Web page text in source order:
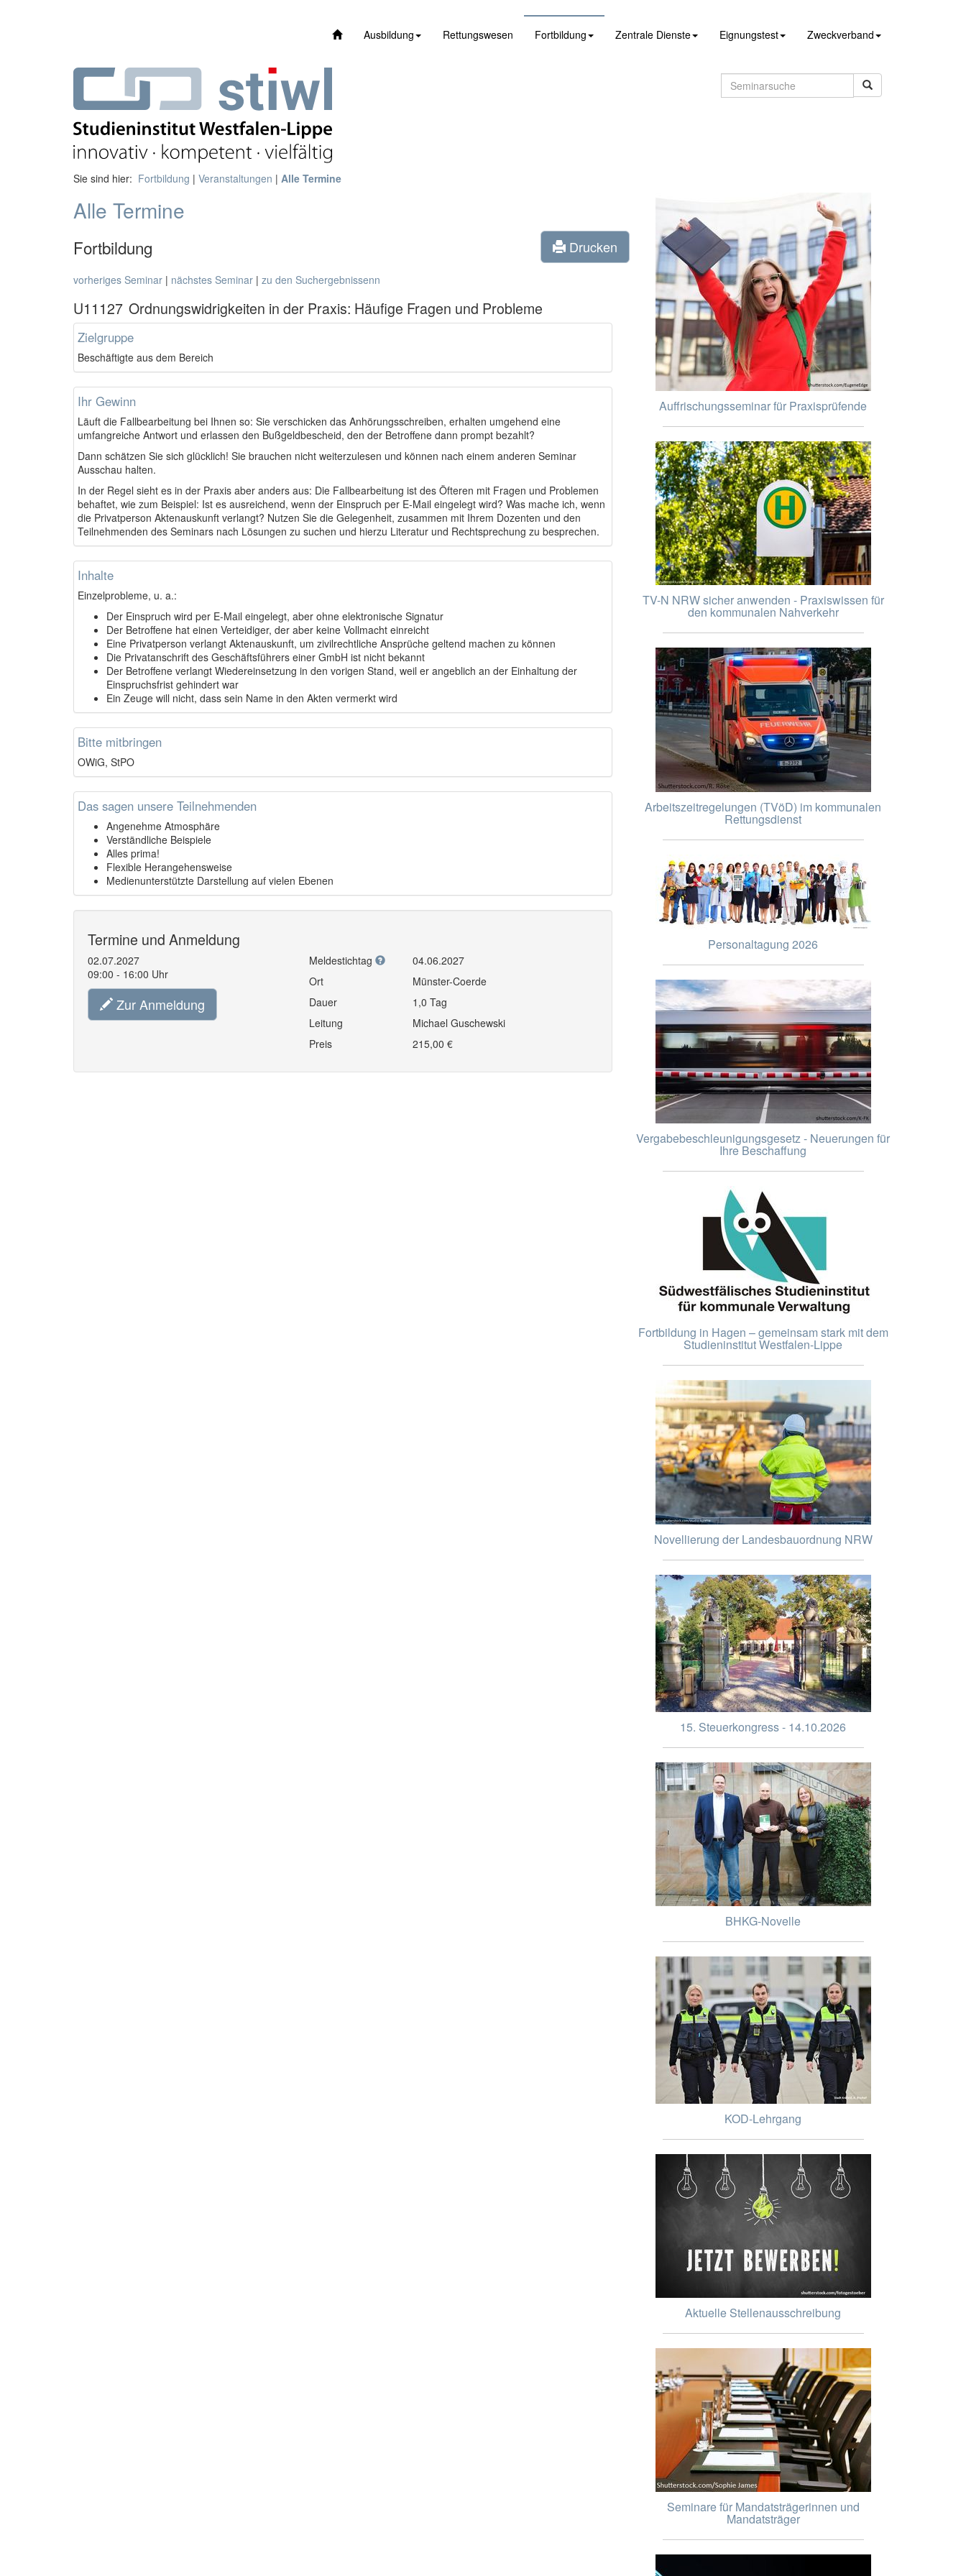
Ausbildung Rettungswesen Fortbildung Zentrale Dienste Eignungstest Zweckverband
Sie sind hier: Fortbildung | Veranstaltungen | Alle Termine
Alle Termine
Fortbildung Drucken
vorheriges Seminar | nächstes Seminar | zu den Suchergebnissenn
U11127 Ordnungswidrigkeiten in der Praxis: Häufige Fragen und Probleme
Zielgruppe
Beschäftigte aus dem Bereich
Ihr Gewinn
Läuft die Fallbearbeitung bei Ihnen so: Sie verschicken das Anhörungsschreiben, erhalten umgehend eine
umfangreiche Antwort und erlassen den Bußgeldbescheid, den der Betroffene dann prompt bezahlt?
Dann schätzen Sie sich glücklich! Sie brauchen nicht weiterzulesen und können nach einem anderen Seminar
Ausschau halten.
In der Regel sieht es in der Praxis aber anders aus: Die Fallbearbeitung ist des Öfteren mit Fragen und Problemen
behaftet, wie zum Beispiel: Ist es ausreichend, wenn der Einspruch per E-Mail eingelegt wird? Was mache ich, wenn
die Privatperson Aktenauskunft verlangt? Nutzen Sie die Gelegenheit, zusammen mit Ihrem Dozenten und den
Teilnehmenden des Seminars nach Lösungen zu suchen und hierzu Literatur und Rechtsprechung zu besprechen.
Inhalte
Einzelprobleme, u. a.:
Der Einspruch wird per E-Mail eingelegt, aber ohne elektronische Signatur
Der Betroffene hat einen Verteidiger, der aber keine Vollmacht einreicht
Eine Privatperson verlangt Aktenauskunft, um zivilrechtliche Ansprüche geltend machen zu können
Die Privatanschrift des Geschäftsführers einer GmbH ist nicht bekannt
Der Betroffene verlangt Wiedereinsetzung in den vorigen Stand, weil er angeblich an der Einhaltung der
Einspruchsfrist gehindert war
Ein Zeuge will nicht, dass sein Name in den Akten vermerkt wird
Bitte mitbringen
OWiG, StPO
Das sagen unsere Teilnehmenden
Angenehme Atmosphäre
Verständliche Beispiele
Alles prima!
Flexible Herangehensweise
Medienunterstützte Darstellung auf vielen Ebenen
Termine und Anmeldung
02.07.2027
09:00 - 16:00 Uhr
Zur Anmeldung
Meldestichtag
04.06.2027
Ort
Münster-Coerde
Dauer
1,0 Tag
Leitung
Michael Guschewski
Preis
215,00 €
Auffrischungsseminar für Praxisprüfende
TV-N NRW sicher anwenden - Praxiswissen für
den kommunalen Nahverkehr
Arbeitszeitregelungen (TVöD) im kommunalen
Rettungsdienst
Personaltagung 2026
Vergabebeschleunigungsgesetz - Neuerungen für
Ihre Beschaffung
Fortbildung in Hagen – gemeinsam stark mit dem
Studieninstitut Westfalen-Lippe
Novellierung der Landesbauordnung NRW
15. Steuerkongress - 14.10.2026
BHKG-Novelle
KOD-Lehrgang
Aktuelle Stellenausschreibung
Seminare für Mandatsträgerinnen und
Mandatsträger